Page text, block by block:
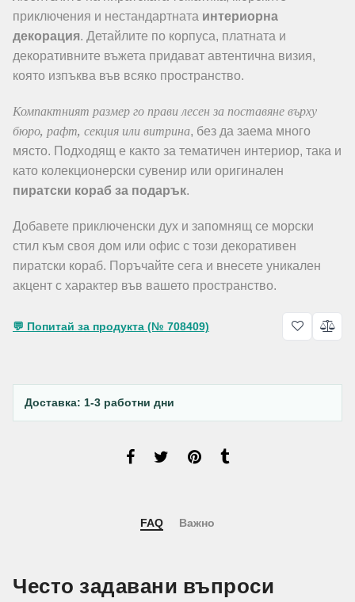
приключения и нестандартната интериорна
декорация. Детайлите по корпуса, платната и
декоративните въжета придават автентична визия,
която изпъква във всяко пространство.
Компактният размер го прави лесен за поставяне върху
бюро, рафт, секция или витрина, без да заема много
място. Подходящ е както за тематичен интериор, така и
като колекционерски сувенир или оригинален
пиратски кораб за подарък.
Добавете приключенски дух и запомнящ се морски
стил към своя дом или офис с този декоративен
пиратски кораб. Поръчайте сега и внесете уникален
акцент с характер във вашето пространство.
💬 Попитай за продукта (№ 708409)
Доставка: 1-3 работни дни
FAQ Важно
Често задавани въпроси